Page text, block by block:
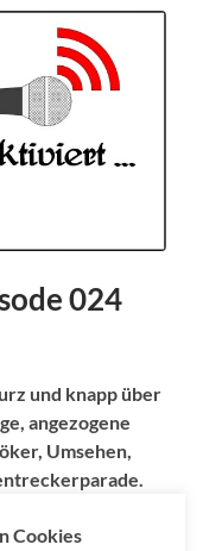
024
und knapp über
angezogene
Umsehen,
Cookies